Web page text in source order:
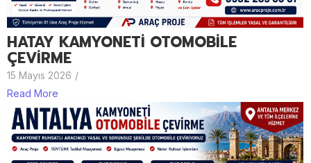
HATAY KAMYONETİ OTOMOBİLE
ÇEVİRME
15 Mayıs 2026 /
Read More